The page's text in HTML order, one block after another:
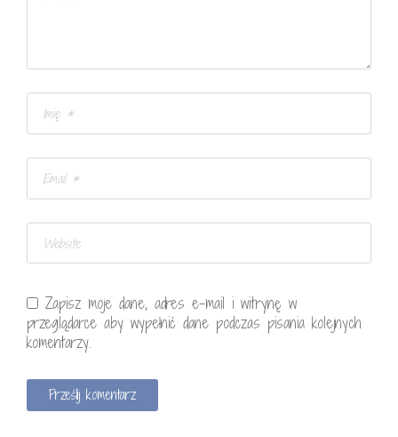
Zapisz moje dane, adres e-mail i witrynę w
przeglądarce aby wypełnić dane podczas pisania kolejnych
komentarzy.